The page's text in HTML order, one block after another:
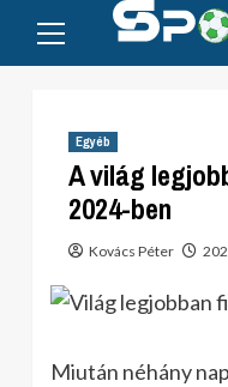
content
Menu
Egyéb
A világ
2024-ben
Kovács Péter
Miután néhány